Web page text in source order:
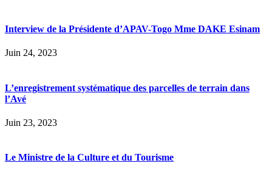
Interview de la Présidente d’APAV-Togo Mme DAKE Esinam
Juin 24, 2023
L’enregistrement systématique des parcelles de terrain dans
l’Avé
Juin 23, 2023
Le Ministre de la Culture et du Tourisme